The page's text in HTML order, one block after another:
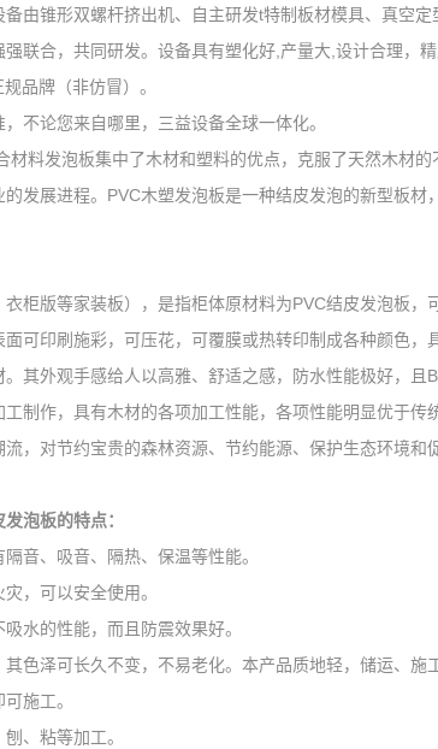
由锥形双螺杆挤出机、自主研发t特制板材模具、真空
联合，共同研发。设备具有塑化好,产量大,设计合理，
品牌（非仿冒）。
不论您来自哪里，三益设备全球一体化。
材料发泡板集中了木材和塑料的优点，克服了天然木材
发展进程。PVC木塑发泡板是一种结皮发泡的新型板
柜版等家装板），是指柜体原材料为PVC结皮发泡板
可印刷施彩，可压花，可覆膜或热转印制成各种颜色
其外观手感给人以高雅、舒适之感，防水性能极好，
制作，具有木材的各项加工性能，各项性能明显优于
，对节约宝贵的森林资源、节约能源、保护生态环境和
泡板的特点：
音、吸音、隔热、保温等性能。
，可以安全使用。
水的性能，而且防震效果好。
色泽可长久不变，不易老化。本产品质地轻，储运、施
施工。
、粘等加工。